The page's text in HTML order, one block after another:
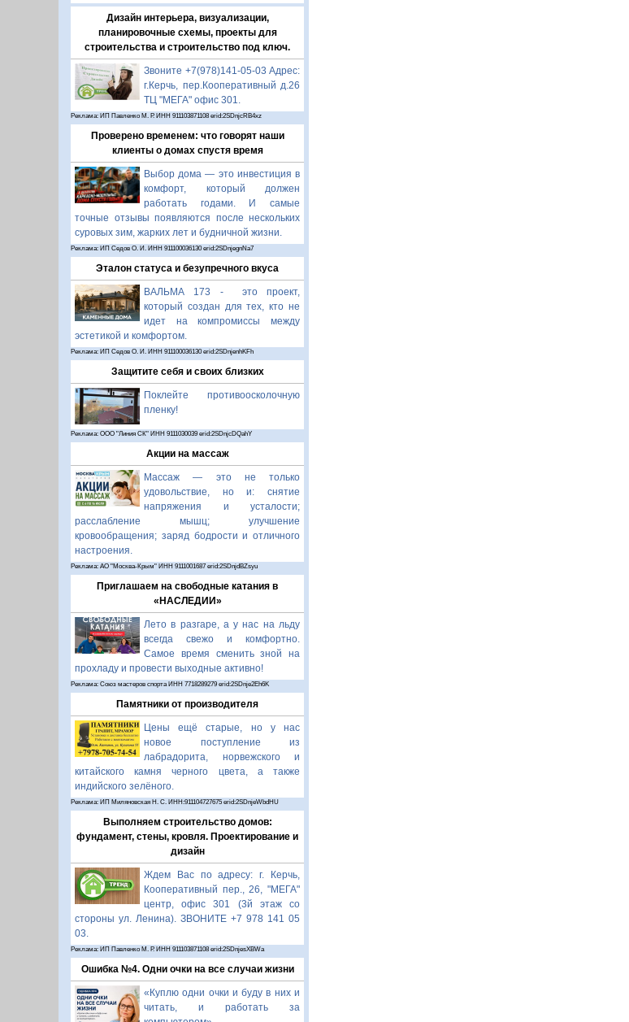
Дизайн интерьера, визуализации,
планировочные схемы, проекты для
строительства и строительство под ключ.
Звоните +7(978)141-05-03 Адрес:
г.Керчь, пер.Кооперативный д.26
ТЦ "МЕГА" офис 301.
Реклама: ИП Павленко М. Р. ИНН 911103871108 erid:2SDnjcRB4xz
Проверено временем: что говорят наши
клиенты о домах спустя время
Выбор дома — это инвестиция в
комфорт, который должен
работать годами. И самые
точные отзывы появляются после нескольких
суровых зим, жарких лет и будничной жизни.
Реклама: ИП Седов О. И. ИНН 911100036130 erid:2SDnjegnNa7
Эталон статуса и безупречного вкуса
ВАЛЬМА 173 - это проект,
который создан для тех, кто не
идет на компромиссы между
эстетикой и комфортом.
Реклама: ИП Седов О. И. ИНН 911100036130 erid:2SDnjenhKFh
Защитите себя и своих близких
Поклейте противоосколочную
пленку!
Реклама: ООО "Линия СК" ИНН 9111030039 erid:2SDnjcDQahY
Акции на массаж
Массаж — это не только
удовольствие, но и: снятие
напряжения и усталости;
расслабление мышц; улучшение
кровообращения; заряд бодрости и отличного
настроения.
Реклама: АО "Москва-Крым" ИНН 9111001687 erid:2SDnjdBZsyu
Приглашаем на свободные катания в
«НАСЛЕДИИ»
Лето в разгаре, а у нас на льду
всегда свежо и комфортно.
Самое время сменить зной на
прохладу и провести выходные активно!
Реклама: Союз мастеров спорта ИНН 7718289279 erid:2SDnje2Eh6K
Памятники от производителя
Цены ещё старые, но у нас
новое поступление из
лабрадорита, норвежского и
китайского камня черного цвета, а также
индийского зелёного.
Реклама: ИП Миляновская Н. С. ИНН:911104727675 erid:2SDnjeWbdHU
Выполняем строительство домов:
фундамент, стены, кровля. Проектирование и
дизайн
Ждем Вас по адресу: г. Керчь,
Кооперативный пер., 26, "МЕГА"
центр, офис 301 (3й этаж со
стороны ул. Ленина). ЗВОНИТЕ +7 978 141 05
03.
Реклама: ИП Павленко М. Р. ИНН 911103871108 erid:2SDnjesXBWa
Ошибка №4. Одни очки на все случаи жизни
«Куплю одни очки и буду в них и
читать, и работать за